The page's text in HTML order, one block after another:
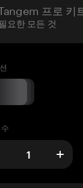
프로 키
요한 모든 것